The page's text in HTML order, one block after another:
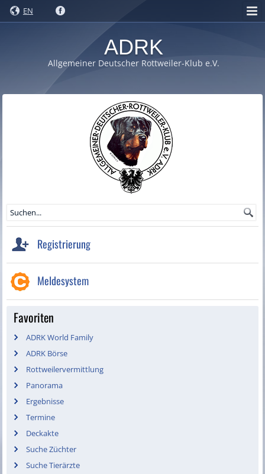
EN
ADRK
Allgemeiner Deutscher Rottweiler-Klub e.V.
Registrierung
Meldesystem
Favoriten
ADRK World Family
ADRK Börse
Rottweilervermittlung
Panorama
Ergebnisse
Termine
Deckakte
Suche Züchter
Suche Tierärzte